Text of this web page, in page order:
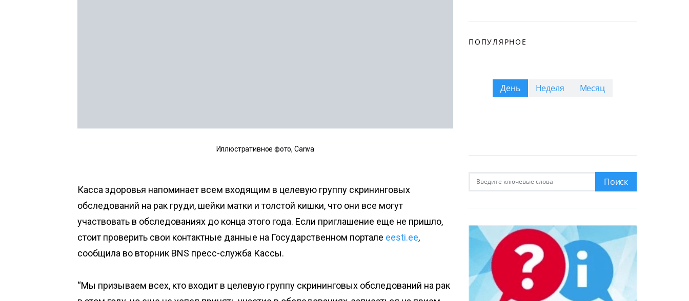
ПОПУЛЯРНОЕ
День Неделя Месяц
Искать: Поиск
Иллюстративное фото, Canva
Касса здоровья напоминает всем входящим в целевую группу скрининговых
обследований на рак груди, шейки матки и толстой кишки, что они все могут
участвовать в обследованиях до конца этого года. Если приглашение еще не пришло,
стоит проверить свои контактные данные на Государственном портале eesti.ee,
сообщила во вторник BNS пресс-служба Кассы.
“Мы призываем всех, кто входит в целевую группу скрининговых обследований на рак